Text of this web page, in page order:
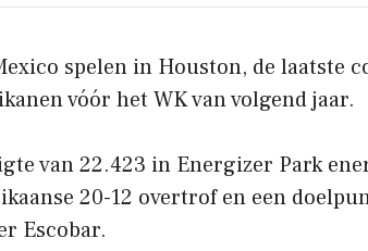
spelen in Houston, de laatste
vóór het WK van volgend jaar.
van 22.423 in Energizer Park
20-12 overtrof en een
Escobar.